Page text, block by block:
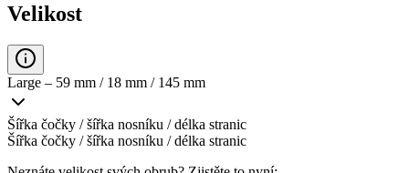
Velikost
Large – 59 mm / 18 mm / 145 mm
Šířka čočky / šířka nosníku / délka stranic
Šířka čočky / šířka nosníku / délka stranic